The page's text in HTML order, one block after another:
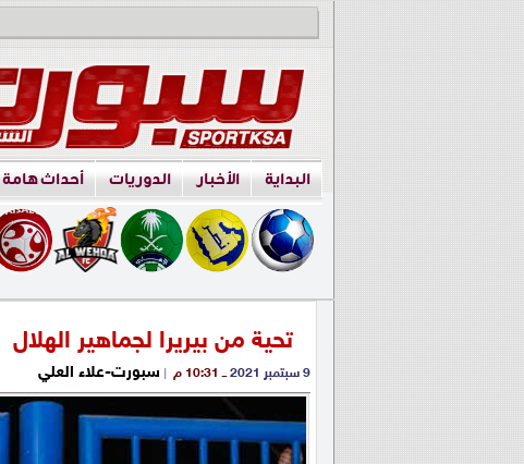
البداية الأخبار الدوريات أحداث هامة
تحية من بيريرا لجماهير الهلال
9 سبتمبر 2021 ــ 10:31 م | سبورت-علاء العلي